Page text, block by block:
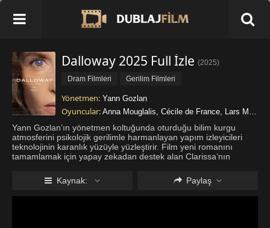
Dalloway 2025 Full İzle (2025)
Dram Filmleri
Gerilim Filmleri
Yönetmen: Yann Gozlan
Oyuncular: Anna Mouglalis, Cécile de France, Lars Mikkelsen
Yann Gozlan’ın yönetmen koltuğunda oturduğu bilim kurgu
atmosferini psikolojik gerilimle harmanlayan yapım izleyicileri
teknolojinin karanlık yüzüyle yüzleştirir. Film yeni romanını
tamamlamak için yapay zekadan destek alan Clarissa’nın
dünyasında yankı uy
Kaynak: Paylaş